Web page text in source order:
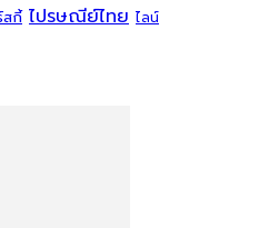
สกี้ ไปรษณีย์ไทย ไลน์